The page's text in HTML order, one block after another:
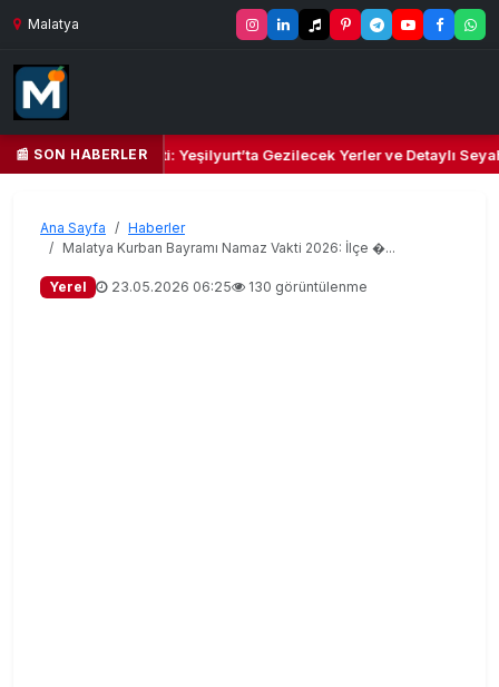
Malatya
📰 SON HABERLER
ve Kültür Cenneti: Yeşilyurt’ta Gezilecek Yerler ve Detaylı
Ana Sayfa
Haberler
Malatya Kurban Bayramı Namaz Vakti 2026: İlçe �...
Yerel 23.05.2026 06:25 130 görüntülenme